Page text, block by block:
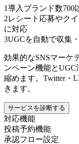
1導入ブランド数700
2レシート応募やク
に対応
3UGCを自動で収集
効果的なSNSマーケ
ンペーン機能と
縮めます。Twitter・
きます。
サービスを診断する
対応機能
投稿予約機能
承認フロー設定